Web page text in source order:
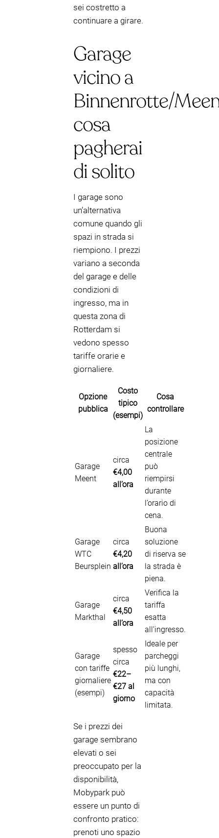
sei costretto a
continuare a girare.
Garage
vicino a
Binnenrotte/
cosa
pagherai
di solito
I garage sono
un’alternativa
comune quando gli
spazi in strada si
riempiono. I prezzi
variano a seconda
del garage e delle
condizioni di
ingresso, ma in
questa zona di
Rotterdam si
vedono spesso
tariffe orarie e
giornaliere.
Opzione
pubblica
Costo
tipico
(esempi)
Cosa
controllare
Garage
Meent
circa
€4,00
all’ora
La
posizione
centrale
può
riempirsi
durante
l’orario di
cena.
Garage
WTC
Beursplein
circa
€4,20
all’ora
Buona
soluzione
di riserva se
la strada è
piena.
Garage
Markthal
circa
€4,50
all’ora
Verifica la
tariffa
esatta
all’ingresso.
Garage
con tariffe
giornaliere
(esempi)
spesso
circa
€22–
€27 al
giorno
Ideale per
parcheggi
più lunghi,
ma con
capacità
limitata.
Se i prezzi dei
garage sembrano
elevati o sei
preoccupato per la
disponibilità,
Mobypark può
essere un punto di
confronto pratico:
prenoti uno spazio